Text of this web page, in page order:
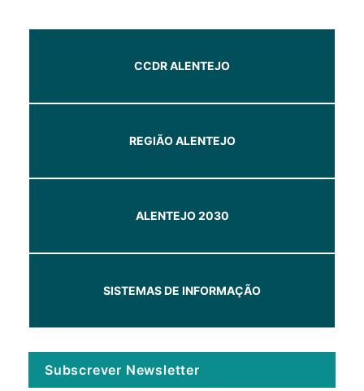
CCDR ALENTEJO
REGIÃO ALENTEJO
ALENTEJO 2030
SISTEMAS DE INFORMAÇÃO
Subscrever Newsletter